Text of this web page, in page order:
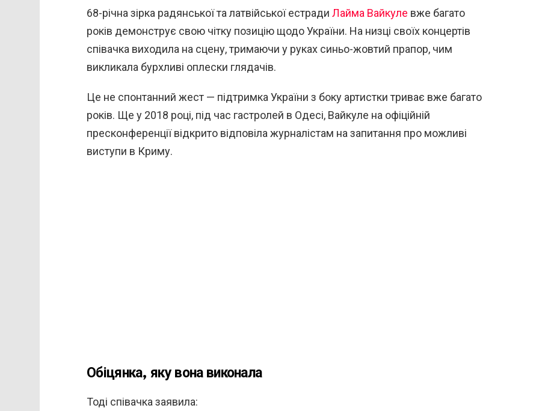
68-річна зірка радянської та латвійської естради Лайма Вайкуле вже багато
років демонструє свою чітку позицію щодо України. На низці своїх концертів
співачка виходила на сцену, тримаючи у руках синьо-жовтий прапор, чим
викликала бурхливі оплески глядачів.
Це не спонтанний жест — підтримка України з боку артистки триває вже багато
років. Ще у 2018 році, під час гастролей в Одесі, Вайкуле на офіційній
пресконференції відкрито відповіла журналістам на запитання про можливі
виступи в Криму.
Обіцянка, яку вона виконала
Тоді співачка заявила: